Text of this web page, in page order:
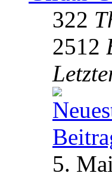
322
2512
5.